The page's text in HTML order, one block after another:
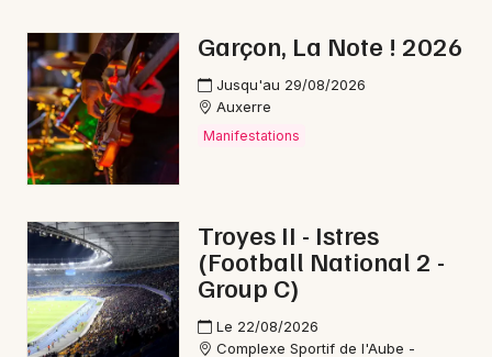
Garçon, La Note ! 2026
Jusqu'au 29/08/2026
Auxerre
Manifestations
Troyes II - Istres
(Football National 2 -
Group C)
Le 22/08/2026
Complexe Sportif de l'Aube -